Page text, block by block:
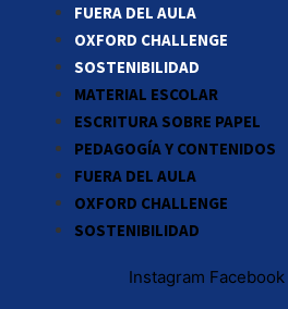
FUERA DEL AULA
OXFORD CHALLENGE
SOSTENIBILIDAD
MATERIAL ESCOLAR
ESCRITURA SOBRE PAPEL
PEDAGOGÍA Y CONTENIDOS
FUERA DEL AULA
OXFORD CHALLENGE
SOSTENIBILIDAD
Instagram Facebook